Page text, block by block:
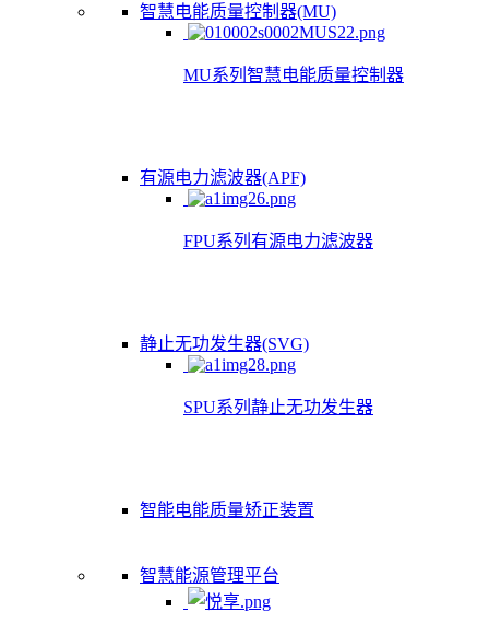
智慧电能质量控制器(MU)
MU系列智慧电能质量控制器
有源电力滤波器(APF)
FPU系列有源电力滤波器
静止无功发生器(SVG)
SPU系列静止无功发生器
智能电能质量矫正装置
智慧能源管理平台